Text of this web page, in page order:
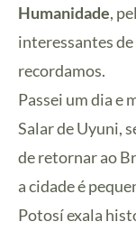
Humanidade,
interessantes de
recordamos.
Passei um dia e
Salar de Uyuni,
de retornar ao
a cidade é
Potosí exala